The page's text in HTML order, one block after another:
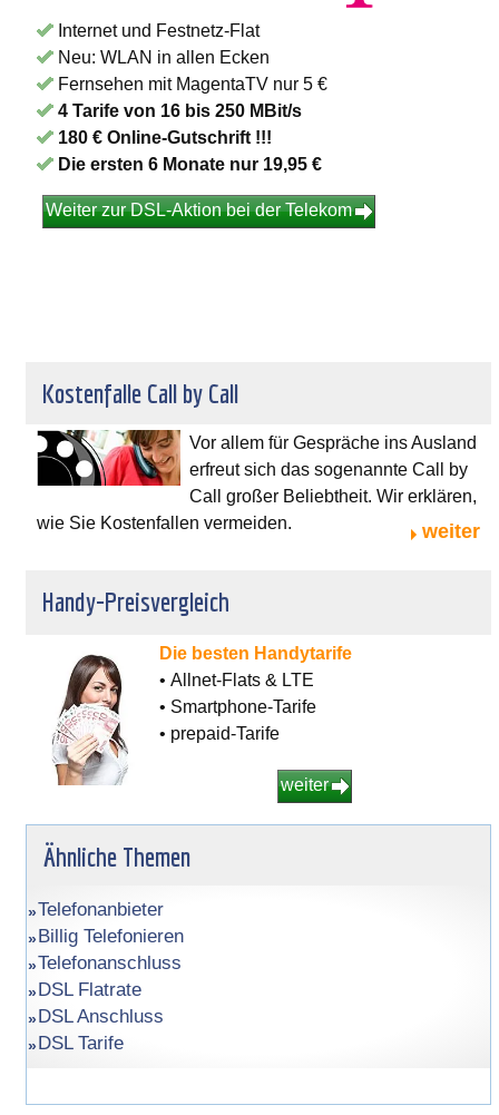
Internet und Festnetz-Flat
Neu: WLAN in allen Ecken
Fernsehen mit MagentaTV nur 5 €
4 Tarife von 16 bis 250 MBit/s
180 € Online-Gutschrift !!!
Die ersten 6 Monate nur 19,95 €
Weiter zur DSL-Aktion bei der Telekom
Kostenfalle Call by Call
Vor allem für Gespräche ins Ausland
erfreut sich das sogenannte Call by
Call großer Beliebtheit. Wir erklären,
wie Sie Kostenfallen vermeiden.
weiter
Handy-Preisvergleich
Die besten Handytarife
• Allnet-Flats & LTE
• Smartphone-Tarife
• prepaid-Tarife
weiter
Ähnliche Themen
Telefonanbieter
Billig Telefonieren
Telefonanschluss
DSL Flatrate
DSL Anschluss
DSL Tarife